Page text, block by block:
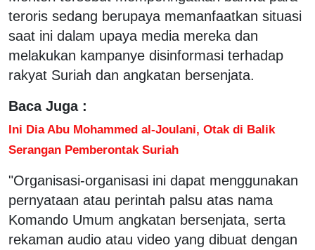
teroris sedang berupaya memanfaatkan situasi
saat ini dalam upaya media mereka dan
melakukan kampanye disinformasi terhadap
rakyat Suriah dan angkatan bersenjata.
Baca Juga :
Ini Dia Abu Mohammed al-Joulani, Otak di Balik
Serangan Pemberontak Suriah
"Organisasi-organisasi ini dapat menggunakan
pernyataan atau perintah palsu atas nama
Komando Umum angkatan bersenjata, serta
rekaman audio atau video yang dibuat dengan